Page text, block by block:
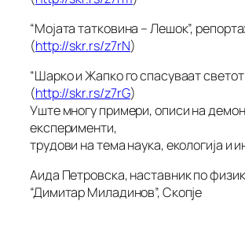
“Мојата татковина – Лешок”,
(http://skr.rs/z7rN)
“Шарко и Жапко го спасуваат
(http://skr.rs/z7rG)
Уште многу примери, описи на
експерименти,
трудови на тема наука, екологија и
Аида Петровска, наставник по
“Димитар Миладинов”, Скопјe